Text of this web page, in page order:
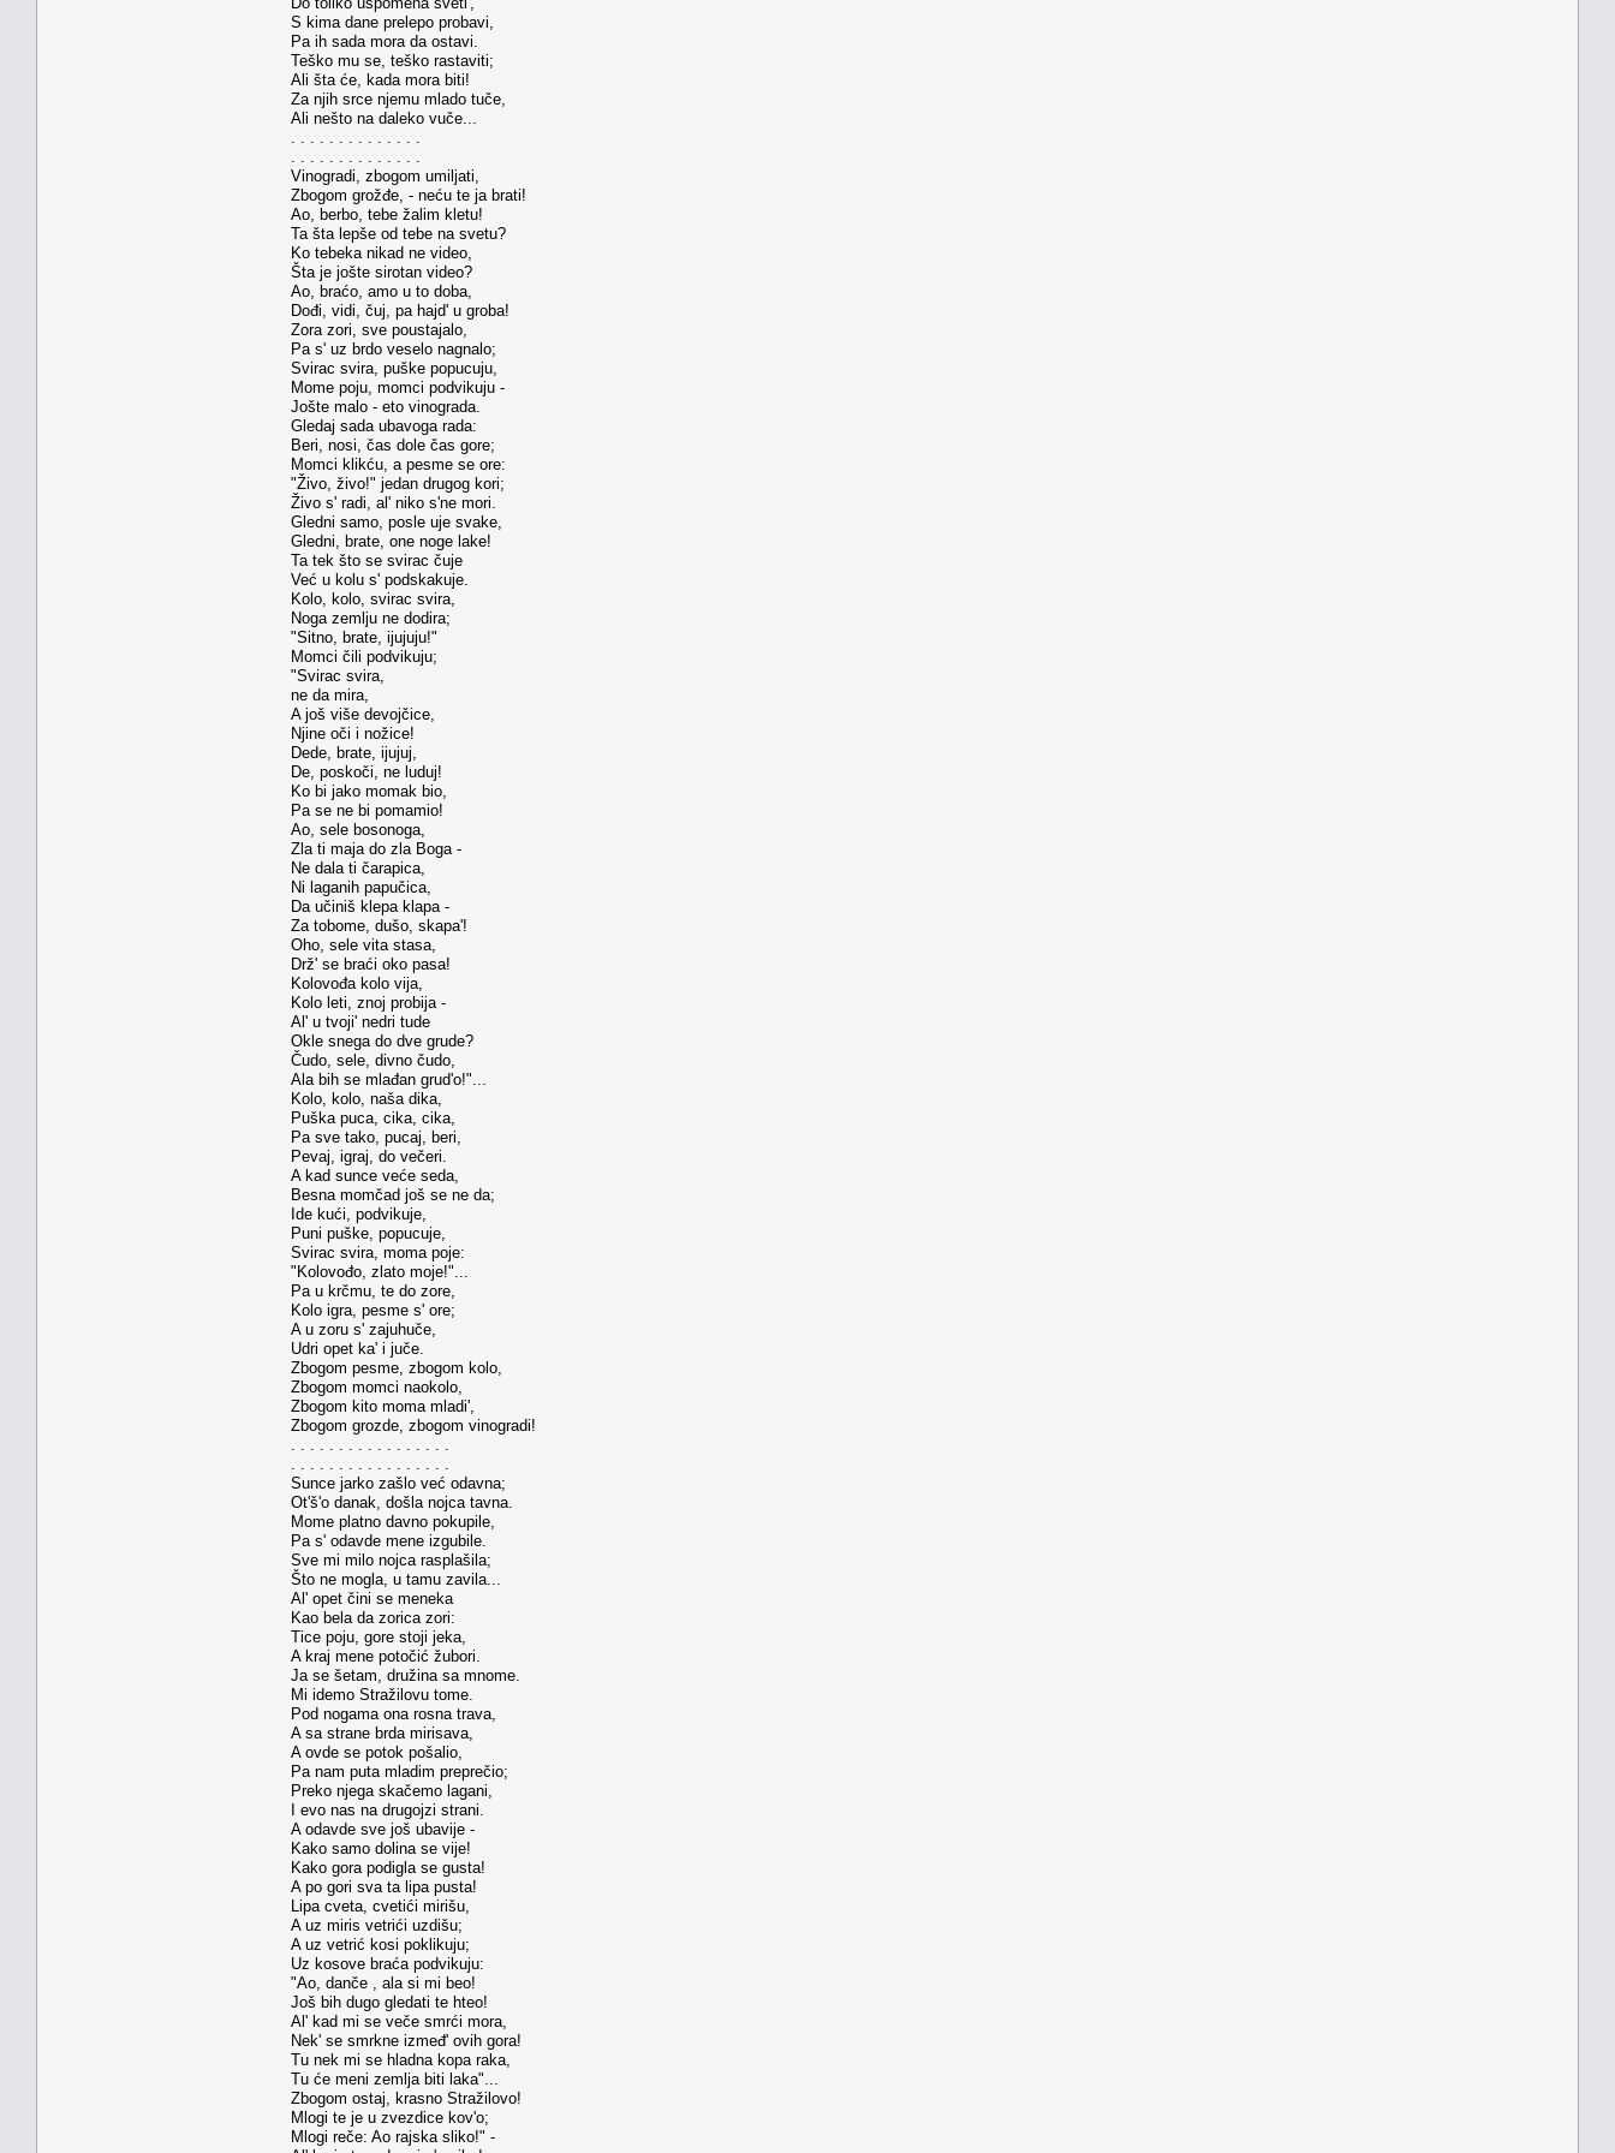
S kima dane prelepo probavi,
Pa ih sada mora da ostavi.
Teško mu se, teško rastaviti;
Ali šta će, kada mora biti!
Za njih srce njemu mlado tuče,
Ali nešto na daleko vuče...
Vinogradi, zbogom umiljati,
Zbogom grožđe, - neću te ja brati!
Ao, berbo, tebe žalim kletu!
Ta šta lepše od tebe na svetu?
Ko tebeka nikad ne video,
Šta je jošte sirotan video?
Ao, braćo, amo u to doba,
Dođi, vidi, čuj, pa hajd' u groba!
Zora zori, sve poustajalo,
Pa s' uz brdo veselo nagnalo;
Svirac svira, puške popucuju,
Mome poju, momci podvikuju -
Jošte malo - eto vinograda.
Gledaj sada ubavoga rada:
Beri, nosi, čas dole čas gore;
Momci klikću, a pesme se ore:
"Živo, živo!" jedan drugog kori;
Živo s' radi, al' niko s'ne mori.
Gledni samo, posle uje svake,
Gledni, brate, one noge lake!
Ta tek što se svirac čuje
Već u kolu s' podskakuje.
Kolo, kolo, svirac svira,
Noga zemlju ne dodira;
"Sitno, brate, ijujuju!"
Momci čili podvikuju;
"Svirac svira,
ne da mira,
A još više devojčice,
Njine oči i nožice!
Dede, brate, ijujuj,
De, poskoči, ne luduj!
Ko bi jako momak bio,
Pa se ne bi pomamio!
Ao, sele bosonoga,
Zla ti maja do zla Boga -
Ne dala ti čarapica,
Ni laganih papučica,
Da učiniš klepa klapa -
Za tobome, dušo, skapa'!
Oho, sele vita stasa,
Drž' se braći oko pasa!
Kolovođa kolo vija,
Kolo leti, znoj probija -
Al' u tvoji' nedri tude
Okle snega do dve grude?
Čudo, sele, divno čudo,
Ala bih se mlađan grud'o!"...
Kolo, kolo, naša dika,
Puška puca, cika, cika,
Pa sve tako, pucaj, beri,
Pevaj, igraj, do večeri.
A kad sunce veće seda,
Besna momčad još se ne da;
Ide kući, podvikuje,
Puni puške, popucuje,
Svirac svira, moma poje:
"Kolovođo, zlato moje!"...
Pa u krčmu, te do zore,
Kolo igra, pesme s' ore;
A u zoru s' zajuhuče,
Udri opet ka' i juče.
Zbogom pesme, zbogom kolo,
Zbogom momci naokolo,
Zbogom kito moma mladi',
Zbogom grozde, zbogom vinogradi!
Sunce jarko zašlo već odavna;
Ot'š'o danak, došla nojca tavna.
Mome platno davno pokupile,
Pa s' odavde mene izgubile.
Sve mi milo nojca rasplašila;
Što ne mogla, u tamu zavila...
Al' opet čini se meneka
Kao bela da zorica zori:
Tice poju, gore stoji jeka,
A kraj mene potočić žubori.
Ja se šetam, družina sa mnome.
Mi idemo Stražilovu tome.
Pod nogama ona rosna trava,
A sa strane brda mirisava,
A ovde se potok pošalio,
Pa nam puta mladim preprečio;
Preko njega skačemo lagani,
I evo nas na drugojzi strani.
A odavde sve još ubavije -
Kako samo dolina se vije!
Kako gora podigla se gusta!
A po gori sva ta lipa pusta!
Lipa cveta, cvetići mirišu,
A uz miris vetrići uzdišu;
A uz vetrić kosi poklikuju;
Uz kosove braća podvikuju:
"Ao, danče , ala si mi beo!
Još bih dugo gledati te hteo!
Al' kad mi se veče smrći mora,
Nek' se smrkne izmeđ' ovih gora!
Tu nek mi se hladna kopa raka,
Tu će meni zemlja biti laka"...
Zbogom ostaj, krasno Stražilovo!
Mlogi te je u zvezdice kov'o;
Mlogi reče: Ao rajska sliko!" -